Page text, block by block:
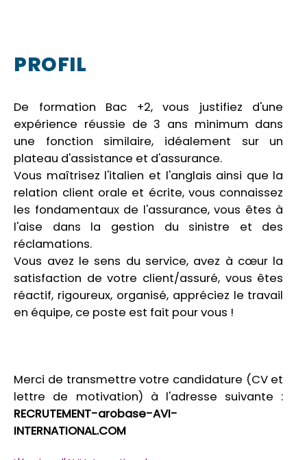
PROFIL
De formation Bac +2, vous justifiez d'une
expérience réussie de 3 ans minimum dans
une fonction similaire, idéalement sur un
plateau d'assistance et d'assurance.
Vous maîtrisez l'italien et l'anglais ainsi que la
relation client orale et écrite, vous connaissez
les fondamentaux de l'assurance, vous êtes à
l'aise dans la gestion du sinistre et des
réclamations.
Vous avez le sens du service, avez à cœur la
satisfaction de votre client/assuré, vous êtes
réactif, rigoureux, organisé, appréciez le travail
en équipe, ce poste est fait pour vous !
Merci de transmettre votre candidature (CV et
lettre de motivation) à l'adresse suivante :
RECRUTEMENT-arobase-AVI-
INTERNATIONAL.COM